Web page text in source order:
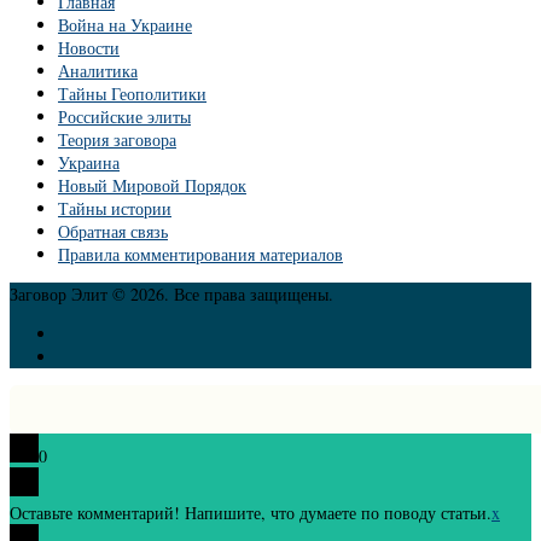
Война на Украине
Новости
Аналитика
Тайны Геополитики
Российские элиты
Теория заговора
Украина
Новый Мировой Порядок
Тайны истории
Обратная связь
Правила комментирования материалов
Заговор Элит © 2026. Все права защищены.
0
Оставьте комментарий! Напишите, что думаете по поводу статьи.x